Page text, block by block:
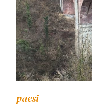
paesi